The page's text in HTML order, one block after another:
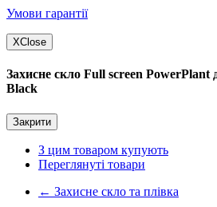
Умови гарантії
XClose
Захисне скло Full screen
Black
Закрити
З цим товаром купують
Переглянуті товари
← Захисне скло та плівка